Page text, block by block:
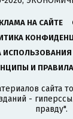
НА САЙТЕ
И
сайта
-
правду".